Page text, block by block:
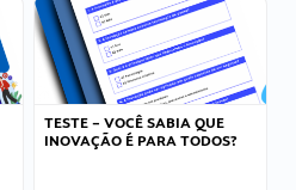
TESTE – VOCÊ SABIA QUE
INOVAÇÃO É PARA TODOS?